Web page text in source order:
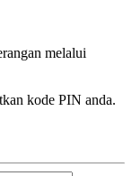
melalui
kode PIN anda.